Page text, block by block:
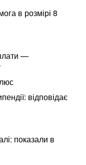
в розмірі 8
—
відповідає
показали в